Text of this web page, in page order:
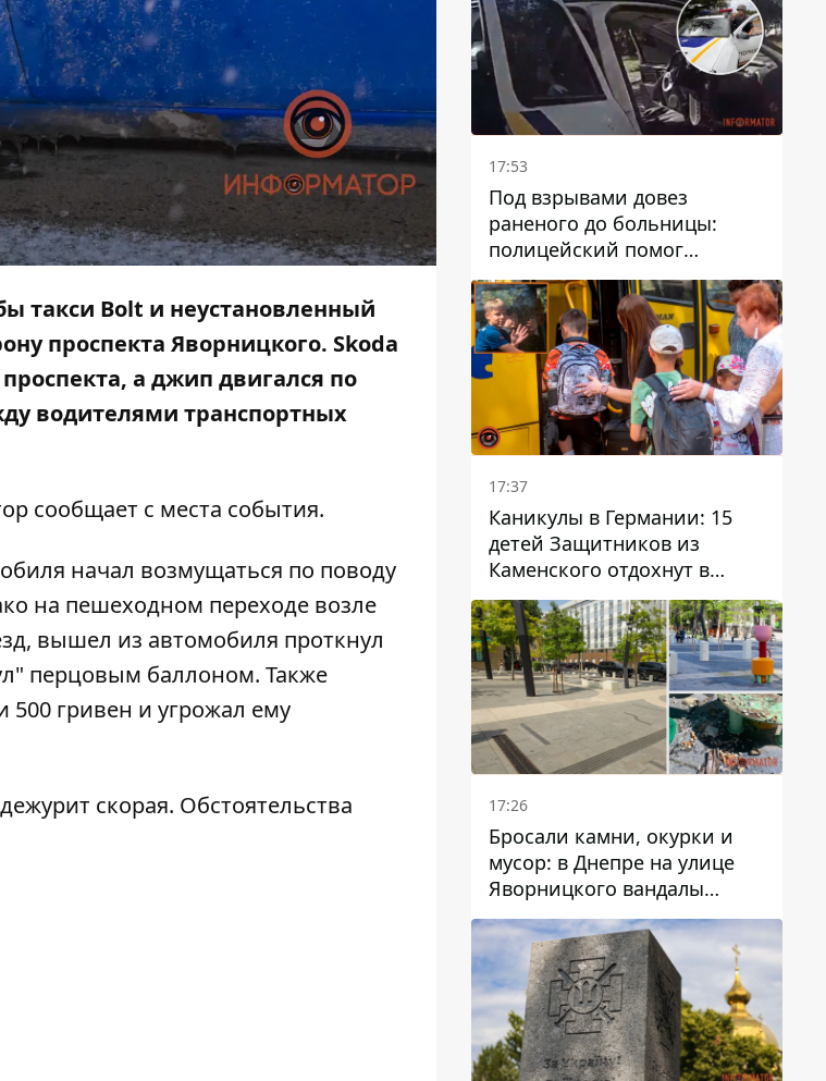
такси Bolt и неустановленный
проспекта Яворницкого. Skoda
а джип двигался по
водителями транспортных
сообщает с места события.
начал возмущаться по поводу
на пешеходном переходе возле
вышел из автомобиля проткнул
перцовым баллоном. Также
500 гривен и угрожал ему
скорая. Обстоятельства
17:53
Под взрывами довез
раненого до больницы:
полицейский помог
пострадавшему после атаки
на Каменский район
17:37
Каникулы в Германии: 15
детей Защитников из
Каменского отдохнут в
Вуппертале
17:26
Бросали камни, окурки и
мусор: в Днепре на улице
Яворницкого вандалы
повредили питьевые
фонтаны